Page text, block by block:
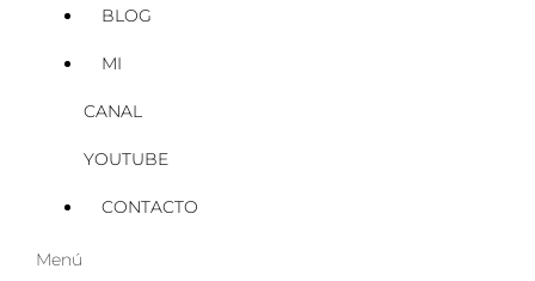
BLOG
MI
CANAL
YOUTUBE
CONTACTO
Menú